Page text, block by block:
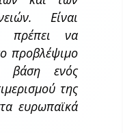
Είναι
πρέπει να
προβλέψιμο
βάση ενός
της
ευρωπαϊκά